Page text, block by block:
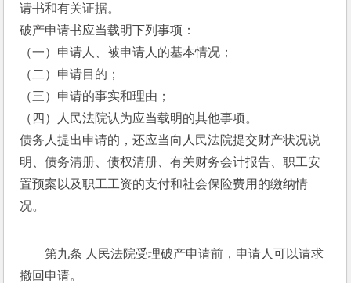
请书和有关证据。
破产申请书应当载明下列事项：
（一）申请人、被申请人的基本情况；
（二）申请目的；
（三）申请的事实和理由；
（四）人民法院认为应当载明的其他事项。
债务人提出申请的，还应当向人民法院提交财产状况说
明、债务清册、债权清册、有关财务会计报告、职工安
置预案以及职工工资的支付和社会保险费用的缴纳情
况。
第九条 人民法院受理破产申请前，申请人可以请求
撤回申请。